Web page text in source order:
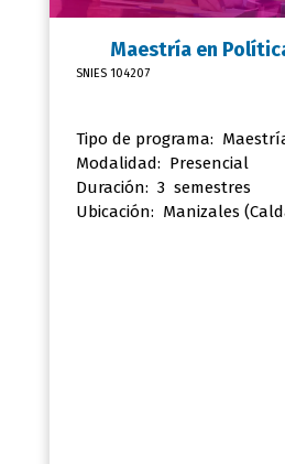
Maestría en
SNIES 104207
Tipo de programa:
Modalidad: Presencial
Duración: 3 semestres
Ubicación: Manizales